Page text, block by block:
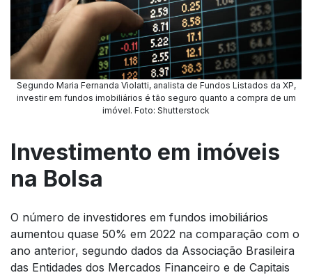
Segundo Maria Fernanda Violatti, analista de Fundos Listados da XP,
investir em fundos imobiliários é tão seguro quanto a compra de um
imóvel. Foto: Shutterstock
Investimento em imóveis
na Bolsa
O número de investidores em fundos imobiliários
aumentou quase 50% em 2022 na comparação com o
ano anterior, segundo dados da Associação Brasileira
das Entidades dos Mercados Financeiro e de Capitais